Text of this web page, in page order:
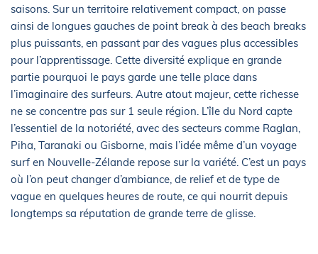
saisons. Sur un territoire relativement compact, on passe
ainsi de longues gauches de point break à des beach breaks
plus puissants, en passant par des vagues plus accessibles
pour l’apprentissage. Cette diversité explique en grande
partie pourquoi le pays garde une telle place dans
l’imaginaire des surfeurs. Autre atout majeur, cette richesse
ne se concentre pas sur 1 seule région. L’île du Nord capte
l’essentiel de la notoriété, avec des secteurs comme Raglan,
Piha, Taranaki ou Gisborne, mais l’idée même d’un voyage
surf en Nouvelle-Zélande repose sur la variété. C’est un pays
où l’on peut changer d’ambiance, de relief et de type de
vague en quelques heures de route, ce qui nourrit depuis
longtemps sa réputation de grande terre de glisse.